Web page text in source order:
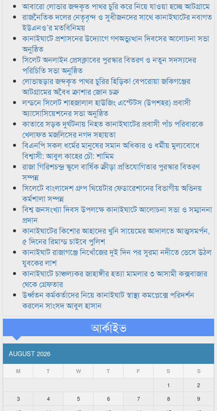
আবারো লোভার জব্দকৃত পাথর চুরি করে নিয়ে যাওয়া হচ্ছে আটগ্রামে
রাজনৈতিক দলের নেতৃবৃন্দ ও সুধীজনদের সাথে কানাইঘাটের নবাগত
ইউএনও’র মতবিনিময়
কানাইঘাটে প্রশাসনের উদ্যোগে গণঅভ্যুত্থান দিবসের আলোচনা সভা
অনুষ্ঠিত
সিলেট অনলাইন প্রেসক্লাবের পুরস্কার বিতরণ ও নতুন সদস্যদের
পরিচিতি সভা অনুষ্ঠিত
লোভাছড়ার জব্দকৃত পাথর চুরির হিড়িক! বেপরোয়া জকিগঞ্জের
আটগ্রামের অবৈধ ক্রাশার জোন চক্র
লন্ডনে সিলেট শাহজালাল হাউজিং এস্টেটস (উপশহর) প্রবাসী
অ্যাসোসিয়েশনের সভা অনুষ্ঠিত
কাতারে সড়ক দুর্ঘটনায় নিহত কানাইঘাটের প্রবাসী পাঁচ পরিবারকে
খেলাফত মজলিসের নগদ সহায়তা
বিএনপি সকল ধর্মের মানুষের সমান অধিকার ও ধর্মীয় মুল্যবোধে
বিশ্বাসী: আবুল কাহের চৌ: শামিম
রাজা গিরিশচন্দ্র স্কুলে বার্ষিক ক্রীড়া প্রতিযোগিতার পুরস্কার বিতরণ
সম্পন্ন
সিলেটে বাংলাদেশ গ্রুপ থিয়েটার ফেডারেশানের বিভাগীয় অভিনয়
কর্মশালা সম্পন্ন
বিশ্ব জনসংখ্যা দিবস উপলক্ষে কানাইঘাটে আলোচনা সভা ও সম্মাননা
প্রদান
কানাইঘাটের কিশোর আহাদের খুনি সায়েমের আদালতে আত্মসমর্পন,
৫ দিনের রিমান্ড চাইবে পুলিশ
কানাইঘাট রাজাগঞ্জে নিখোঁজের দুই দিন পর সুরমা নদীতে ভেসে উঠল
যুবকের লাশ
কানাইঘাটে চাঞ্চল্যকর জাহাঙ্গীর হত্যা মামলার ৩ আসামী কক্সবাজার
থেকে গ্রেফতার
উর্ধ্বতন কর্মকর্তাদের নিয়ে কানাইঘাট স্বাস্থ্য কমপ্লেক্সে পরিদর্শন
করলেন সাংসদ আবুল হাসান
আর্কাইভ
AUGUST 2026
M T W T F S S
1
2
3
4 5 6 7 8
9